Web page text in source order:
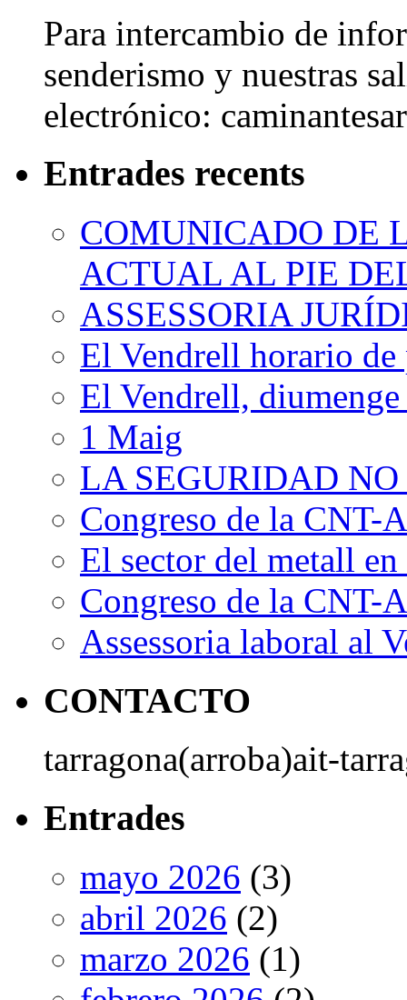
Para intercambio de
senderismo y nuestras
electrónico:
Entrades recents
COMUNICADO DE
ACTUAL AL PIE
ASSESSORIA
El Vendrell horario de
El Vendrell,
1 Maig
LA SEGURIDAD
Congreso de la
El sector del metall
Congreso de la
Assessoria laboral al
CONTACTO
tarragona(arroba)ait-
Entrades
mayo 2026 (3)
abril 2026 (2)
marzo 2026 (1)